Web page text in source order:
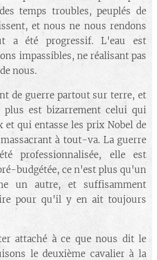
temps troubles, peuplés de
et nous ne nous rendons
a été progressif. L'eau est
impassibles, ne réalisant pas
nous.
de guerre partout sur terre, et
est bizarrement celui qui
et qui entasse les prix Nobel de
à tout-va. La guerre
professionnalisée, elle est
budgétée, ce n'est plus qu'un
un autre, et suffisamment
pour qu'il y en ait toujours
attaché à ce que nous dit le
le deuxième cavalier à la